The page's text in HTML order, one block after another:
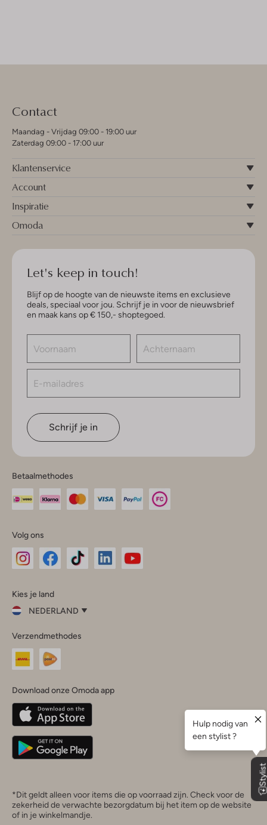
Contact
Maandag - Vrijdag 09:00 - 19:00 uur
Zaterdag 09:00 - 17:00 uur
Klantenservice
Account
Inspiratie
Omoda
Let's keep in touch!
Blijf op de hoogte van de nieuwste items en exclusieve
deals, speciaal voor jou. Schrijf je in voor de nieuwsbrief
en maak kans op € 150,- shoptegoed.
Schrijf je in
Betaalmethodes
Volg ons
InstagramFacebook
Kies je land
NEDERLAND
je
land
Nederland
Belgique(Français)
Deutschland
Verzendmethodes
Download onze Omoda app
*Dit geldt alleen voor items die op voorraad zijn. Check voor de
zekerheid de verwachte bezorgdatum bij het item op de website
of in je winkelmandje.